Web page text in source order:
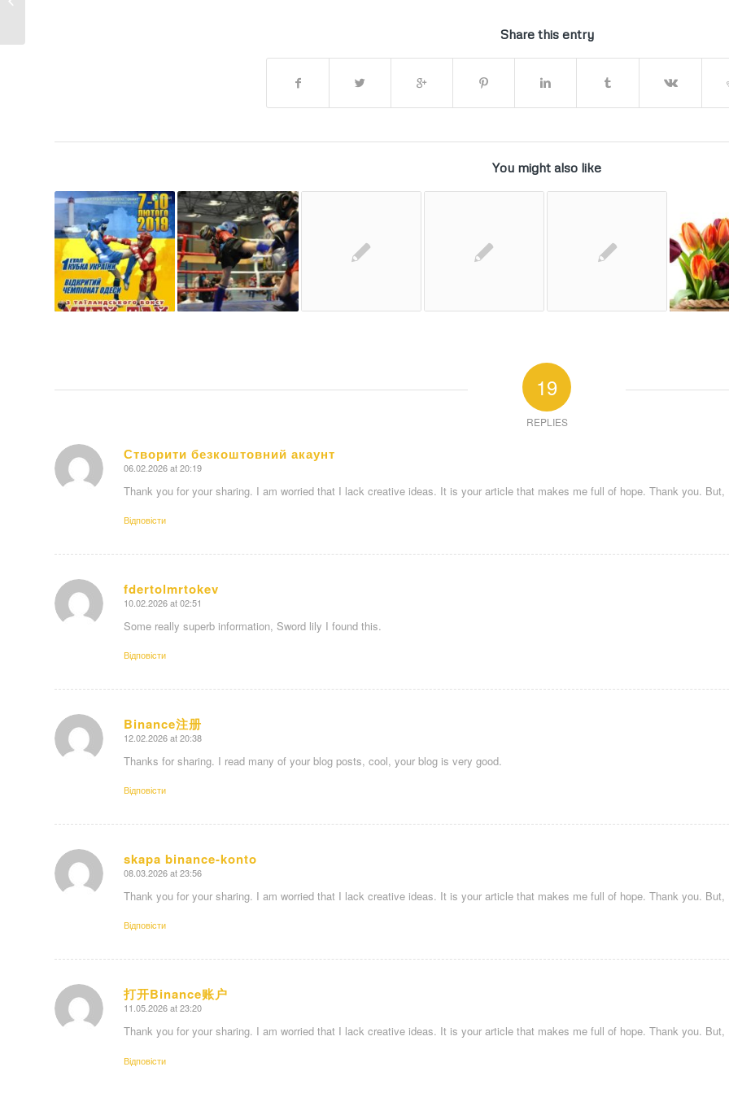
Share this entry
You might also like
19
REPLIES
Створити безкоштовний акаунт
says:
06.02.2026 at 20:19
Thank you for your sharing. I am worried that I lack creative ideas. It is your article that makes me full of hope. Thank you.
Відповіcти
fdertolmrtokev
says:
10.02.2026 at 02:51
Some really superb information, Sword lily I found this.
Відповіcти
Binance注册
says:
12.02.2026 at 20:38
Thanks for sharing. I read many of your blog posts, cool, your blog is very good.
Відповіcти
skapa binance-konto
says:
08.03.2026 at 23:56
Thank you for your sharing. I am worried that I lack creative ideas. It is your article that makes me full of hope. Thank you.
Відповіcти
打开Binance账户
says:
11.05.2026 at 23:20
Thank you for your sharing. I am worried that I lack creative ideas. It is your article that makes me full of hope. Thank you.
Відповіcти